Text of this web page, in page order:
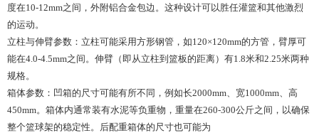
度在10-12mm之间，外附铝合金包边。这种设计可以胜任灌篮和其他激烈
的运动。
立柱与伸臂参数：立柱可能采用方形钢管，如120×120mm的方管，臂厚可
能在4.0-4.5mm之间。伸臂（即从立柱到篮板的距离）有1.8米和2.25米两种
规格。
箱体参数：凹箱的尺寸可能有所不同，例如长2000mm、宽1000mm、高
450mm。箱体内通常装有水泥等负重物，重量在260-300公斤之间，以确保
整个篮球架的稳定性。后配重箱体的尺寸也可能为